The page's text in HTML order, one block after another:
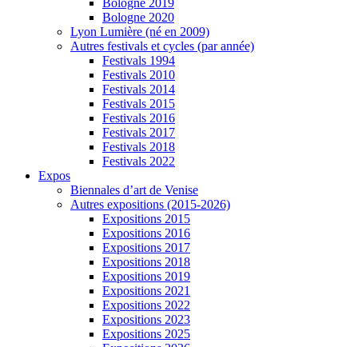
Bologne 2019
Bologne 2020
Lyon Lumière (né en 2009)
Autres festivals et cycles (par année)
Festivals 1994
Festivals 2010
Festivals 2014
Festivals 2015
Festivals 2016
Festivals 2017
Festivals 2018
Festivals 2022
Expos
Biennales d’art de Venise
Autres expositions (2015-2026)
Expositions 2015
Expositions 2016
Expositions 2017
Expositions 2018
Expositions 2019
Expositions 2021
Expositions 2022
Expositions 2023
Expositions 2025